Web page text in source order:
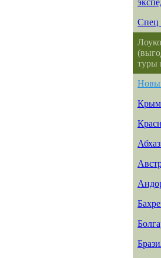
Спец
туры
Крым